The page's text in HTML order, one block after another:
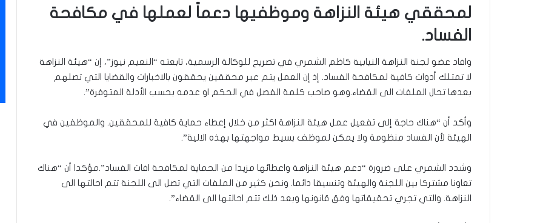
لمحققي هيئة النزاهة وموظفيها دعماً لعملها في مكافحة
الفساد.
وافاد عضو لجنة النزاهة النيابية كاظم الشمري في تصريح للوكالة الرسمية، تابعته “النعيم نيوز”، إن “هيئة النزاهة
لا تمتلك أدوات كافية لمكافحة الفساد. إذ إن العمل يتم عبر محققين يحققون بالاخبارات والقضايا التي تصلهم
بعدها تحال الملفات الى القضاء.وهو صاحب كلمة الفصل في الحكم او عدمه بحسب الأدلة المتوفرة”.
وأكد أن “هناك حاجة إلى تفعيل عمل هيئة النزاهة اكثر من خلال إعطاء حماية كافية للمحققين. والموظفين في
الهيئة لأن الفساد منظومة ولا يمكن لموظف بسيط مواجهتها بهذه الالية”.
وشدد الشمري على ضرورة “دعم هيئة النزاهة واعطائها مزيدا من الحماية لمكافحة افات الفساد”.مؤكدا أن “هناك
تعاونا مشتركا بين اللجنة والهيئة وتنسيقا دائما. ونحن كثير من الملفات التي تصل الى اللجنة تتم احالتها الى
النزاهة. والتي تجري تحقيقاتها وفق قانونها وبعد ذلك تتم احالتها الى القضاء”.